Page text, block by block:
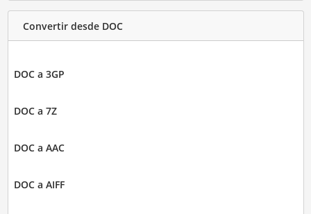
Convertir desde DOC
DOC a 3GP
DOC a 7Z
DOC a AAC
DOC a AIFF